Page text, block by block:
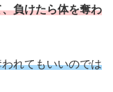
負けたら体を奪わ
れてもいいのでは